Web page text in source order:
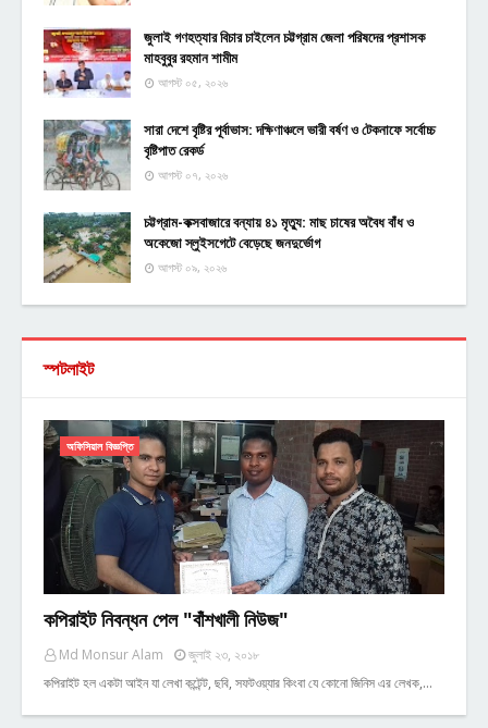
জুলাই গণহত্যার বিচার চাইলেন চট্টগ্রাম জেলা পরিষদের প্রশাসক
মাহবুবুর রহমান শামীম
আগস্ট ০৫, ২০২৬
সারা দেশে বৃষ্টির পূর্বাভাস: দক্ষিণাঞ্চলে ভারী বর্ষণ ও টেকনাফে সর্বোচ্চ
বৃষ্টিপাত রেকর্ড
আগস্ট ০৭, ২০২৬
চট্টগ্রাম-কক্সবাজারে বন্যায় ৪১ মৃত্যু: মাছ চাষের অবৈধ বাঁধ ও
অকেজো স্লুইসগেটে বেড়েছে জনদুর্ভোগ
আগস্ট ০৯, ২০২৬
স্পটলাইট
অফিসিয়াল বিজ্ঞপ্তি
কপিরাইট নিবন্ধন পেল "বাঁশখালী নিউজ"
Md Monsur Alam
জুলাই ২৩, ২০১৮
কপিরাইট হল একটা আইন যা লেখা কন্টেন্ট, ছবি, সফটওয়্যার কিংবা যে কোনো জিনিস এর লেখক,…